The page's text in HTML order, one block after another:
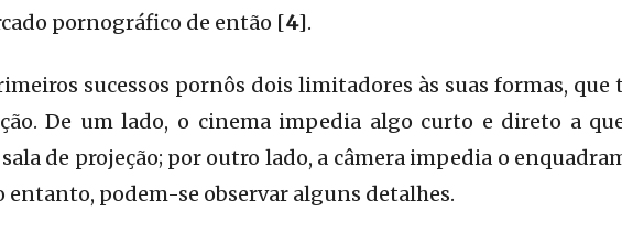
pornográfico de então [4].
sucessos pornôs dois limitadores às suas formas, que
De um lado, o cinema impedia algo curto e direto a
de projeção; por outro lado, a câmera impedia o
entanto, podem-se observar alguns detalhes.